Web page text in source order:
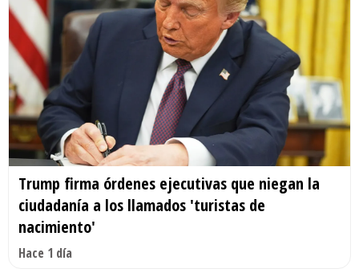
Trump firma órdenes ejecutivas que niegan la
ciudadanía a los llamados 'turistas de
nacimiento'
Hace 1 día